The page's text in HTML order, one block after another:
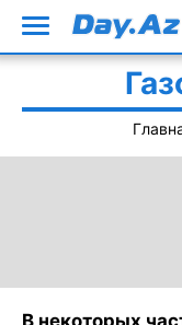
В некоторых